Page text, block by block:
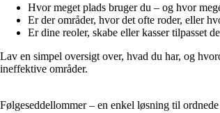
Hvor meget plads bruger du – og hvor
Er der områder, hvor det ofte roder, eller
Er dine reoler, skabe eller kasser tilpasset
Lav en simpel oversigt over, hvad du har, og
ineffektive områder.
Følgeseddellommer – en enkel løsning til